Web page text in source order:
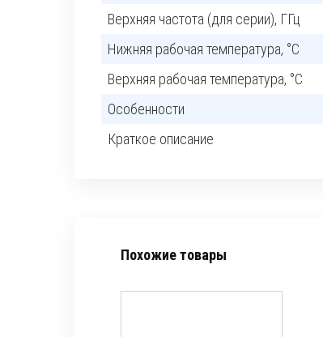
Верхняя частота (для серии), ГГц
Нижняя рабочая температура, °C
Верхняя рабочая температура, °C
Особенности
Краткое описание
Похожие товары